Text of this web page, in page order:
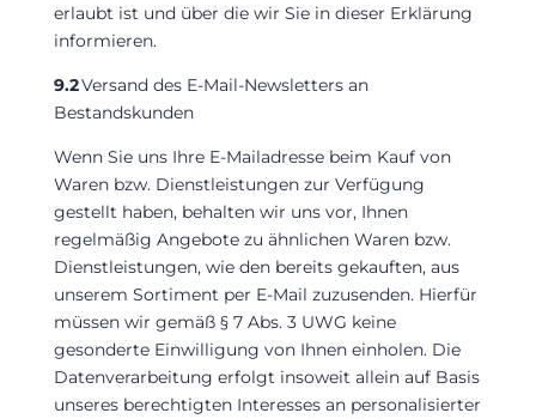
erlaubt ist und über die wir Sie in dieser Erklärung
informieren.
9.2Versand des E-Mail-Newsletters an
Bestandskunden
Wenn Sie uns Ihre E-Mailadresse beim Kauf von
Waren bzw. Dienstleistungen zur Verfügung
gestellt haben, behalten wir uns vor, Ihnen
regelmäßig Angebote zu ähnlichen Waren bzw.
Dienstleistungen, wie den bereits gekauften, aus
unserem Sortiment per E-Mail zuzusenden. Hierfür
müssen wir gemäß § 7 Abs. 3 UWG keine
gesonderte Einwilligung von Ihnen einholen. Die
Datenverarbeitung erfolgt insoweit allein auf Basis
unseres berechtigten Interesses an personalisierter